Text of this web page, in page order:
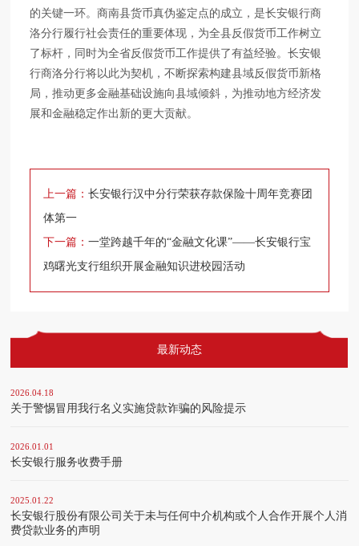
的关键一环。商南县货币真伪鉴定点的成立，是长安银行商
洛分行履行社会责任的重要体现，为全县反假货币工作树立
了标杆，同时为全省反假货币工作提供了有益经验。长安银
行商洛分行将以此为契机，不断探索构建县域反假货币新格
局，推动更多金融基础设施向县域倾斜，为推动地方经济发
展和金融稳定作出新的更大贡献。
上一篇：长安银行汉中分行荣获存款保险十周年竞赛团
体第一
下一篇：一堂跨越千年的“金融文化课”——长安银行宝
鸡曙光支行组织开展金融知识进校园活动
最新动态
2026.04.18
关于警惕冒用我行名义实施贷款诈骗的风险提示
2026.01.01
长安银行服务收费手册
2025.01.22
长安银行股份有限公司关于未与任何中介机构或个人合作开展个人消
费贷款业务的声明